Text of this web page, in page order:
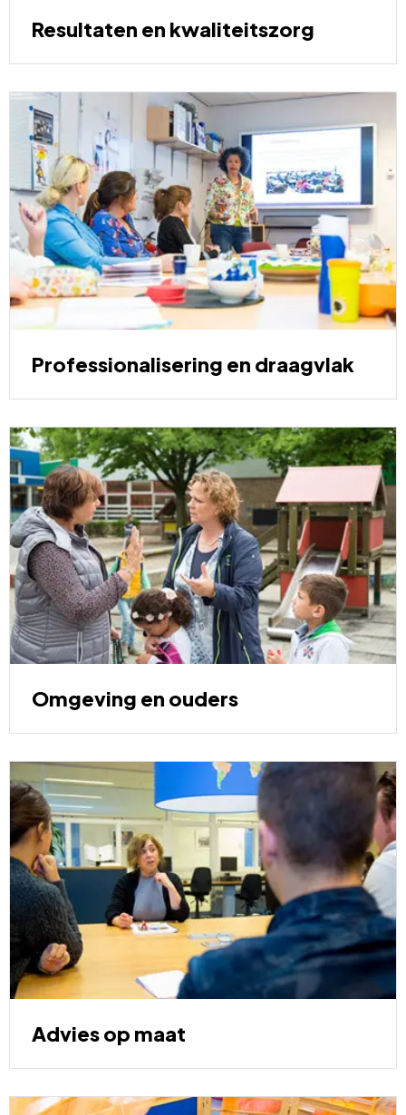
Resultaten en kwaliteitszorg
Professionalisering en draagvlak
Professionalisering
draagvlak
Omgeving en ouders
Omgeving
en
ouders
Advies op maat
Advies
op
maat
Aan